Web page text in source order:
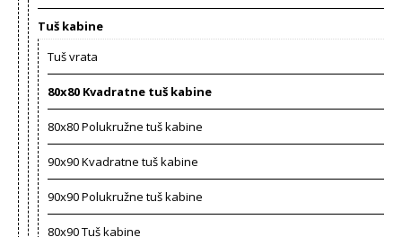
Tuš kabine
Tuš vrata
80x80 Kvadratne tuš kabine
80x80 Polukružne tuš kabine
90x90 Kvadratne tuš kabine
90x90 Polukružne tuš kabine
80x90 Tuš kabine